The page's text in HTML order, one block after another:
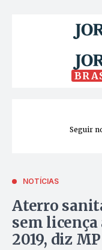
Seguir
NOTÍCIAS
Aterro
sem
2019, diz MP